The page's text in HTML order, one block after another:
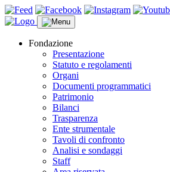
Fondazione
Presentazione
Statuto e regolamenti
Organi
Documenti programmatici
Patrimonio
Bilanci
Trasparenza
Ente strumentale
Tavoli di confronto
Analisi e sondaggi
Staff